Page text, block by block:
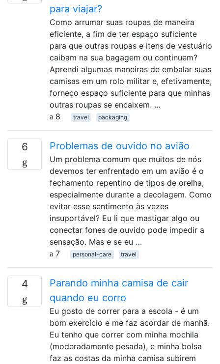
para viajar?
Como arrumar suas roupas de maneira
eficiente, a fim de ter espaço suficiente
para que outras roupas e itens de vestuário
caibam na sua bagagem ou continuem?
Aprendi algumas maneiras de embalar suas
camisas em um rolo militar e, efetivamente,
forneço espaço suficiente para que minhas
outras roupas se encaixem. …
8
travel packaging
6 Problemas de ouvido no avião
Um problema comum que muitos de nós
devemos ter enfrentado em um avião é o
fechamento repentino de tipos de orelha,
especialmente durante a decolagem. Como
evitar esse sentimento às vezes
insuportável? Eu li que mastigar algo ou
conectar fones de ouvido pode impedir a
sensação. Mas e se eu …
7
personal-care travel
4
Parando minha camisa de cair
quando eu corro
Eu gosto de correr para a escola - é um
bom exercício e me faz acordar de manhã.
Eu tenho que correr com minha mochila
(moderadamente pesada), e minha bolsa
faz as costas da minha camisa subirem